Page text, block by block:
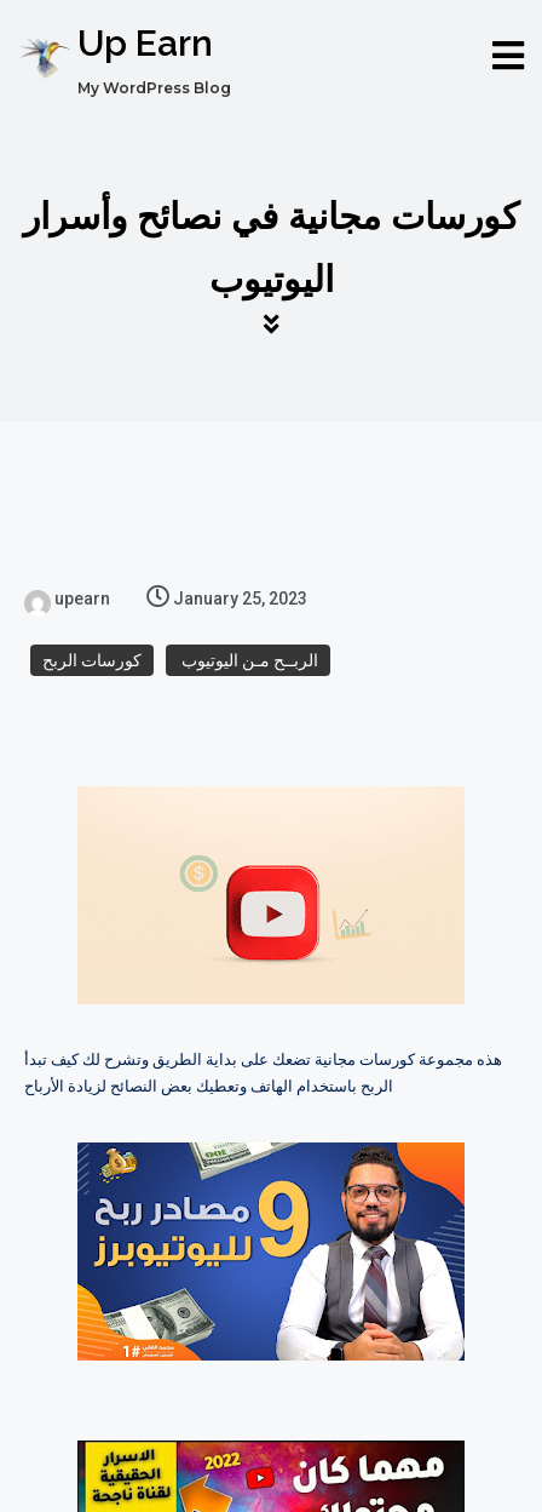
Up Earn
My WordPress Blog
كورسات مجانية في نصائح وأسرار
اليوتيوب
upearn January 25, 2023
الربــح مـن اليوتيوب كورسات الربح
هذه مجموعة كورسات مجانية تضعك على بداية الطريق وتشرح لك كيف تبدأ
الربح باستخدام الهاتف وتعطيك بعض النصائح لزيادة الأرباح